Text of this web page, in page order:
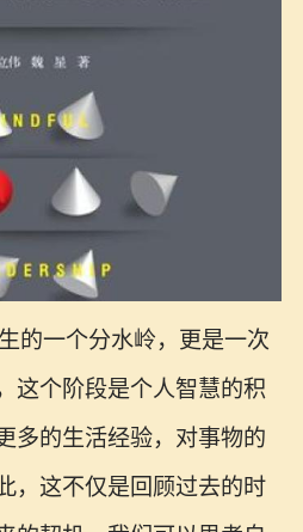
的一个分水岭，更是一次
这个阶段是个人智慧的积
多的生活经验，对事物的
，这不仅是回顾过去的时